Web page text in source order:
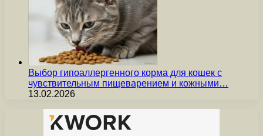
Выбор гипоаллергенного корма для кошек с
чувствительным пищеварением и кожными…
13.02.2026